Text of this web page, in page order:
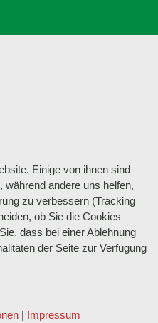
Einige von ihnen sind
während andere uns helfen,
zu verbessern (Tracking
ob Sie die Cookies
dass bei einer Ablehnung
der Seite zur Verfügung
| Impressum